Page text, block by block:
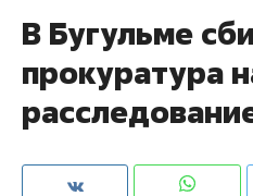
В Бугульме
прокуратура